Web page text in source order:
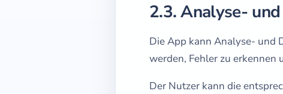
2.3. Analyse-
Die App kann Analyse- und
werden, Fehler zu
Der Nutzer kann die